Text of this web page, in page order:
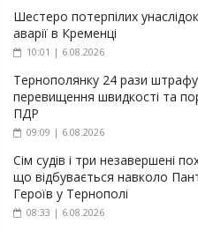
Шестеро потерпілих
аварії в Кременці
10:01 | 6.08.2026
Тернополянку 24 рази
перевищення швидкості та
ПДР
09:09 | 6.08.2026
Сім судів і три незавершені
що відбувається навколо
Героїв у Тернополі
08:33 | 6.08.2026